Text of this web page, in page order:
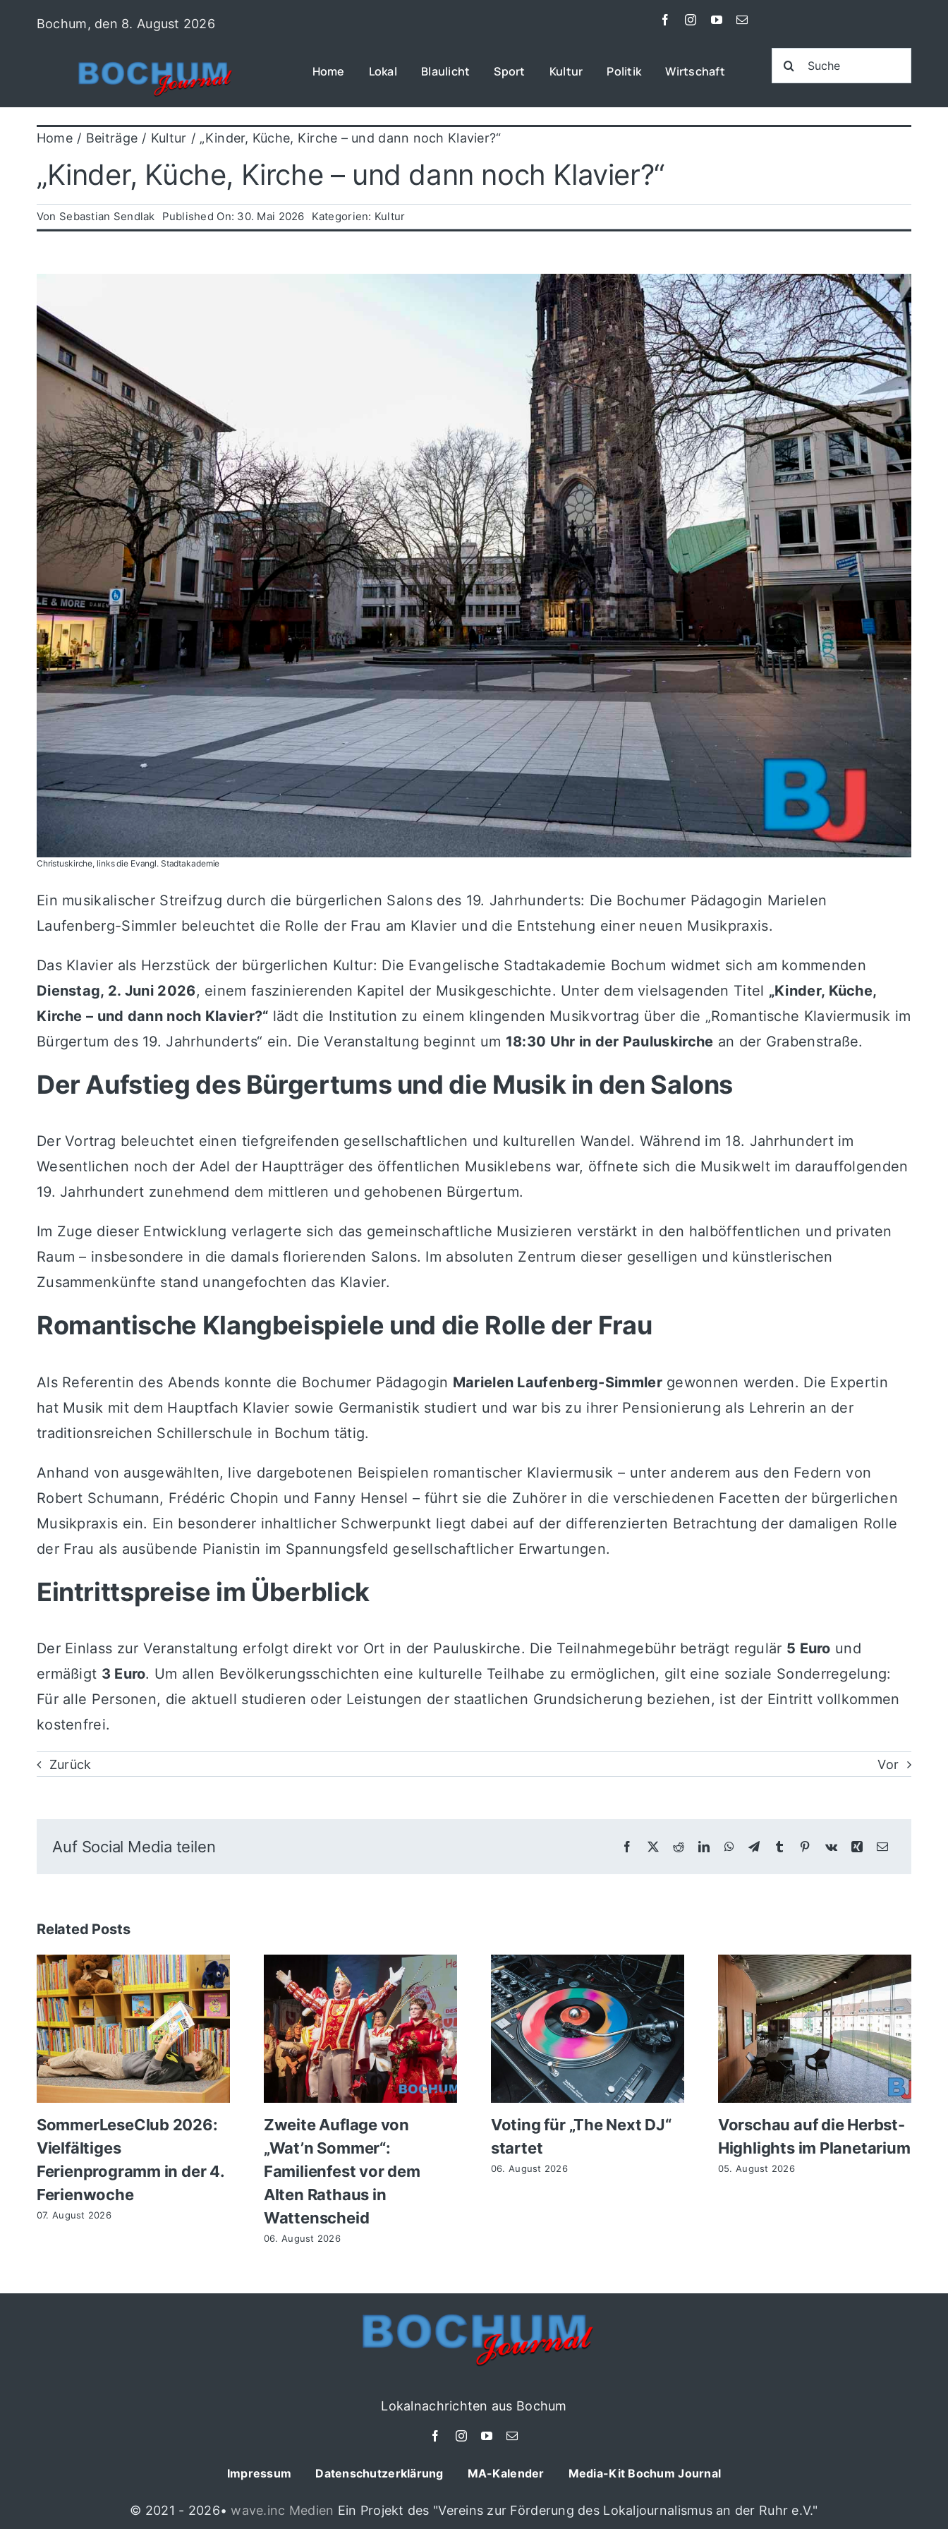
Bochum, den 8. August 2026
Home Lokal Blaulicht Sport Kultur Politik Wirtschaft
Suche
nach:
Home Beiträge Kultur „Kinder, Küche, Kirche – und dann noch Klavier?“
„Kinder, Küche, Kirche – und dann noch Klavier?“
Von Sebastian Sendlak Published On: 30. Mai 2026 Kategorien: Kultur
Christuskirche, links die Evangl. Stadtakademie
Ein musikalischer Streifzug durch die bürgerlichen Salons des 19. Jahrhunderts: Die Bochumer Pädagogin Marielen
Laufenberg-Simmler beleuchtet die Rolle der Frau am Klavier und die Entstehung einer neuen Musikpraxis.
Das Klavier als Herzstück der bürgerlichen Kultur: Die Evangelische Stadtakademie Bochum widmet sich am kommenden
Dienstag, 2. Juni 2026, einem faszinierenden Kapitel der Musikgeschichte. Unter dem vielsagenden Titel „Kinder, Küche,
Kirche – und dann noch Klavier?“ lädt die Institution zu einem klingenden Musikvortrag über die „Romantische Klaviermusik im
Bürgertum des 19. Jahrhunderts“ ein. Die Veranstaltung beginnt um 18:30 Uhr in der Pauluskirche an der Grabenstraße.
Der Aufstieg des Bürgertums und die Musik in den Salons
Der Vortrag beleuchtet einen tiefgreifenden gesellschaftlichen und kulturellen Wandel. Während im 18. Jahrhundert im
Wesentlichen noch der Adel der Hauptträger des öffentlichen Musiklebens war, öffnete sich die Musikwelt im darauffolgenden
19. Jahrhundert zunehmend dem mittleren und gehobenen Bürgertum.
Im Zuge dieser Entwicklung verlagerte sich das gemeinschaftliche Musizieren verstärkt in den halböffentlichen und privaten
Raum – insbesondere in die damals florierenden Salons. Im absoluten Zentrum dieser geselligen und künstlerischen
Zusammenkünfte stand unangefochten das Klavier.
Romantische Klangbeispiele und die Rolle der Frau
Als Referentin des Abends konnte die Bochumer Pädagogin Marielen Laufenberg-Simmlergewonnen werden. Die Expertin
hat Musik mit dem Hauptfach Klavier sowie Germanistik studiert und war bis zu ihrer Pensionierung als Lehrerin an der
traditionsreichen Schillerschule in Bochum tätig.
Anhand von ausgewählten, live dargebotenen Beispielen romantischer Klaviermusik – unter anderem aus den Federn von
Robert Schumann, Frédéric Chopin und Fanny Hensel – führt sie die Zuhörer in die verschiedenen Facetten der bürgerlichen
Musikpraxis ein. Ein besonderer inhaltlicher Schwerpunkt liegt dabei auf der differenzierten Betrachtung der damaligen Rolle
der Frau als ausübende Pianistin im Spannungsfeld gesellschaftlicher Erwartungen.
Eintrittspreise im Überblick
Der Einlass zur Veranstaltung erfolgt direkt vor Ort in der Pauluskirche. Die Teilnahmegebühr beträgt regulär 5 Euro und
ermäßigt 3 Euro. Um allen Bevölkerungsschichten eine kulturelle Teilhabe zu ermöglichen, gilt eine soziale Sonderregelung:
Für alle Personen, die aktuell studieren oder Leistungen der staatlichen Grundsicherung beziehen, ist der Eintritt vollkommen
kostenfrei.
Zurück Vor
Auf Social Media teilen
Related Posts
SommerLeseClub 2026:
Vielfältiges
Ferienprogramm in der 4.
Ferienwoche
07. August 2026
Zweite Auflage von
„Wat’n Sommer“:
Familienfest vor dem
Alten Rathaus in
Wattenscheid
06. August 2026
Voting für „The Next DJ“
startet
06. August 2026
Vorschau auf die Herbst-
Highlights im Planetarium
05. August 2026
Lokalnachrichten aus Bochum
Impressum Datenschutzerklärung MA-Kalender Media-Kit Bochum Journal
© 2021 - 2026•wave.inc Medien Ein Projekt des "Vereins zur Förderung des Lokaljournalismus an der Ruhr e.V."